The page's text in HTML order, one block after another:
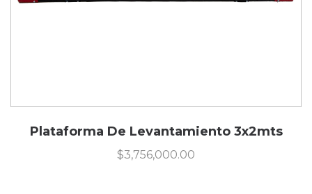
Plataforma De Levantamiento 3x2mts
$3,756,000.00